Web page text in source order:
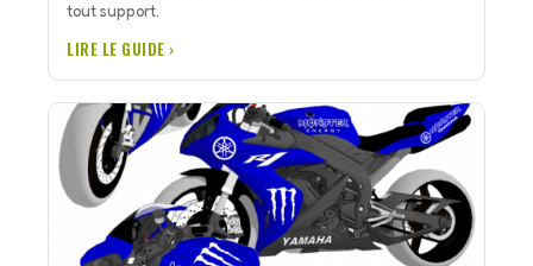
tout support.
LIRE LE GUIDE ›